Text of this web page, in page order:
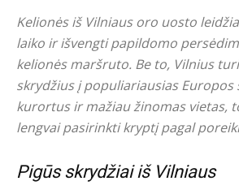
Kelionės iš Vilniaus oro uosto
laiko ir išvengti papildomo
kelionės maršruto. Be to, Vilnius
skrydžius į populiariausias Europos
kurortus ir mažiau žinomas vietas,
lengvai pasirinkti kryptį pagal
Pigūs skrydžiai iš Vilniaus